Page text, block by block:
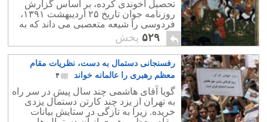
تحصیل آخوندی کرده، بر اساس گزارش
روزنامه جوان تاریخ ۲۵ اردیبهشت ۱۳۹۱،
فردوسی را شیعه متعصبی می داند که به
دلیل سنی بودن سلطان محمود غزنوی
دربار او را ترک کرده است.
۵۲۹ پخش
رفسنجانی دستمال به دست، نظریات مقام
معظم رهبری را عالمانه خواند
۴
گویا آقای هاشمی چند سال پیش در سر راه
به تهران از یزد چند کارتن دستمال یزدی
خریده. زیرا به تازگی در ستایش بیانات